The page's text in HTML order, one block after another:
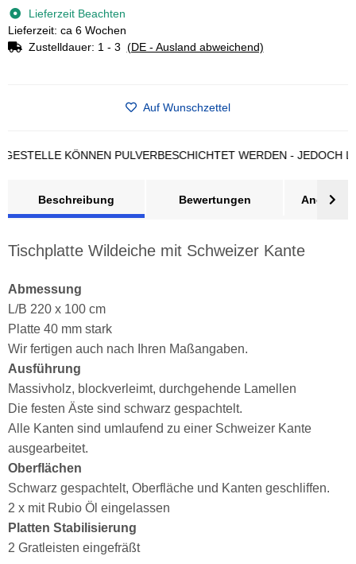
Lieferzeit Beachten
Lieferzeit: ca 6 Wochen
Zustelldauer: 1 - 3 (DE - Ausland abweichend)
Auf Wunschzettel
KÖNNEN PULVERBESCHICHTET WERDEN - JEDOCH
Beschreibung Bewertungen Angebot
Tischplatte Wildeiche mit Schweizer Kante
Abmessung
L/B 220 x 100 cm
Platte 40 mm stark
Wir fertigen auch nach Ihren Maßangaben.
Ausführung
Massivholz, blockverleimt, durchgehende Lamellen
Die festen Äste sind schwarz gespachtelt.
Alle Kanten sind umlaufend zu einer Schweizer Kante
ausgearbeitet.
Oberflächen
Schwarz gespachtelt, Oberfläche und Kanten geschliffen.
2 x mit Rubio Öl eingelassen
Platten Stabilisierung
2 Gratleisten eingefräßt